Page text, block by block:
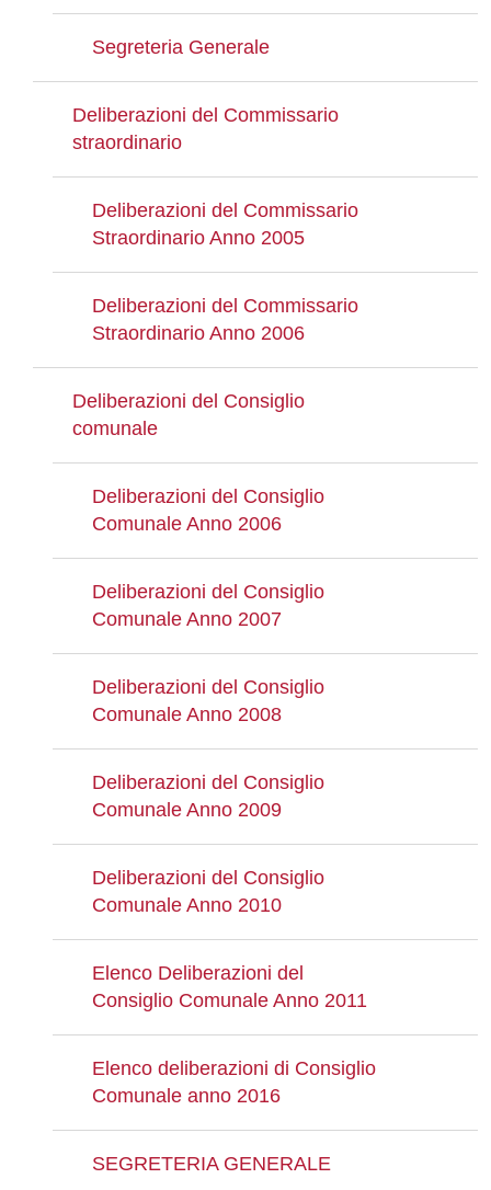
Segreteria Generale
Deliberazioni del Commissario
straordinario
Deliberazioni del Commissario
Straordinario Anno 2005
Deliberazioni del Commissario
Straordinario Anno 2006
Deliberazioni del Consiglio
comunale
Deliberazioni del Consiglio
Comunale Anno 2006
Deliberazioni del Consiglio
Comunale Anno 2007
Deliberazioni del Consiglio
Comunale Anno 2008
Deliberazioni del Consiglio
Comunale Anno 2009
Deliberazioni del Consiglio
Comunale Anno 2010
Elenco Deliberazioni del
Consiglio Comunale Anno 2011
Elenco deliberazioni di Consiglio
Comunale anno 2016
SEGRETERIA GENERALE